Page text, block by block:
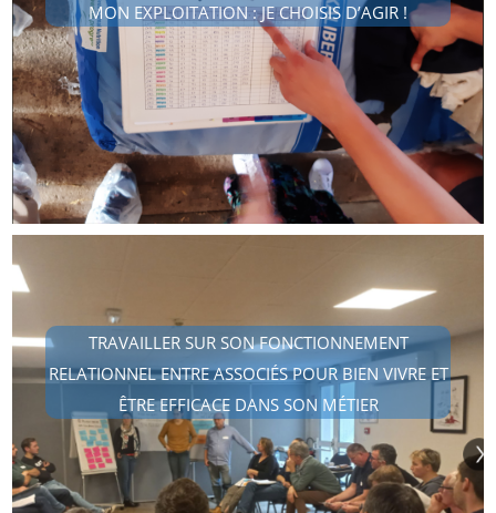
MON EXPLOITATION : JE CHOISIS D’AGIR !
TRAVAILLER SUR SON FONCTIONNEMENT
RELATIONNEL ENTRE ASSOCIÉS POUR BIEN VIVRE ET
ÊTRE EFFICACE DANS SON MÉTIER